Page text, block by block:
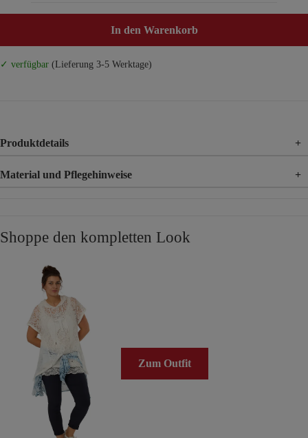
In den Warenkorb
✓ verfügbar (Lieferung 3-5 Werktage)
Produktdetails +
Material und Pflegehinweise +
Shoppe den kompletten Look
Zum Outfit